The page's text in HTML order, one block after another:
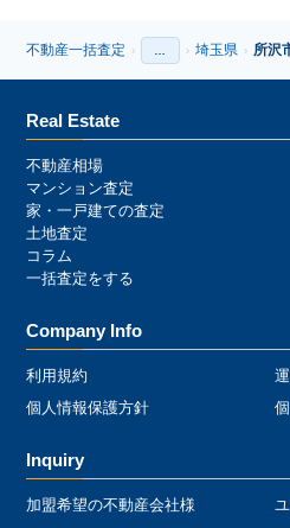
不動産一括査定 › › 埼玉県 › 所沢
Real Estate
不動産相場
マンション査定
家・一戸建ての査定
土地査定
コラム
一括査定をする
Company Info
利用規約
個人情報保護方針
Inquiry
加盟希望の不動産会社様